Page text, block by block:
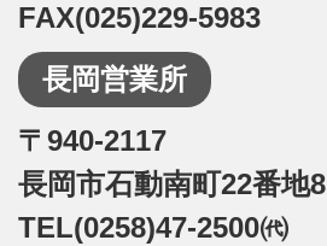
FAX(025)229-5983
長岡営業所
〒940-2117
長岡市石動南町22番地8
TEL(0258)47-2500㈹